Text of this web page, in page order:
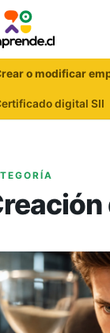
o modificar
digital SII